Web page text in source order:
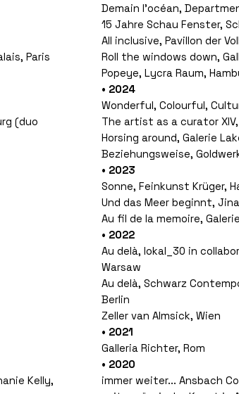
Paris
(duo
Kelly,
Demain l’océan,
15 Jahre Schau Fenster,
All inclusive, Pavillon der
Roll the windows down,
Popeye, Lycra Raum,
• 2024
Wonderful, Colourful,
The artist as a curator
Horsing around, Galerie
Beziehungsweise,
• 2023
Sonne, Feinkunst Krüger,
Und das Meer beginnt,
Au fil de la memoire,
• 2022
Au delà, lokal_30 in
Warsaw
Au delà, Schwarz
Berlin
Zeller van Almsick, Wien
• 2021
Galleria Richter, Rom
• 2020
immer weiter... Ansbach